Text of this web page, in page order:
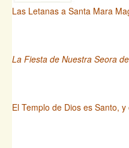
Las Letanas a Santa Mara
La Fiesta de Nuestra Seora
El Templo de Dios es Santo,